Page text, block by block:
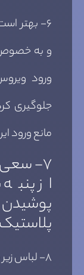
۶- بهتر
و به خصوص
ورود
جلوگیری
مانع ورود
۷-
از
۸- لباس زیر یا شلوار تنگ استفاده نکنید.